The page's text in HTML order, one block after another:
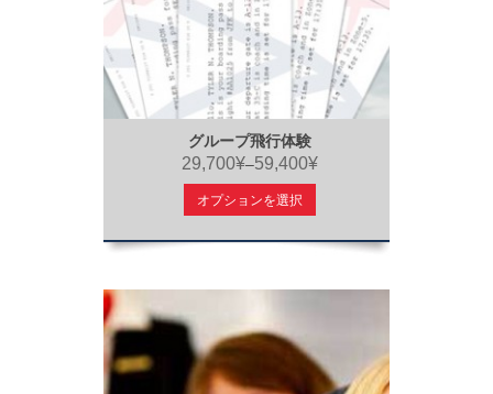
グループ飛行体験
29,700¥–59,400¥
オプションを選択